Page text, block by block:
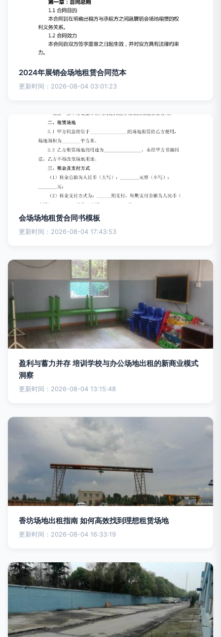
2024年展销会场地租赁合同范本
更新时间：2026-08-04 03:01:23
会场场地租赁合同书模板
更新时间：2026-08-04 17:43:53
盈利与蓄力并存 培训学校与办公场地出租的新商业模式
洞察
更新时间：2026-08-04 13:15:48
香坊场地出租指南 如何高效找到理想租赁场地
更新时间：2026-08-04 16:33:19